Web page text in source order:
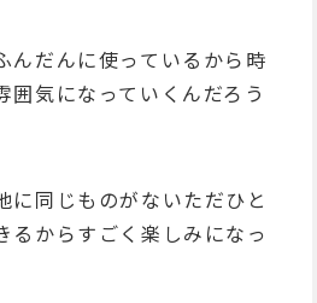
んだんに使っているから時
囲気になっていくんだろう
に同じものがないただひと
るからすごく楽しみになっ